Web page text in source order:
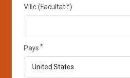
Ville (Facultatif)
Pays